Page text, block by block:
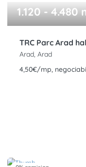
1.120 - 4.480
TRC Parc Arad
Arad, Arad
4,50€/mp,